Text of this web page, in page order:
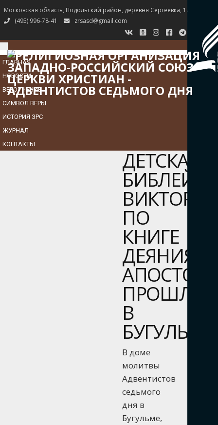
Московская область, Подольский район, деревня Сергеевка, 1а
(495) 996-78-41
zrsasd@gmail.com
TOGGLE
NAVIGATION
ГЛАВНАЯ
НОВОСТИ
ВЕРОУЧЕНИЕ
СИМВОЛ ВЕРЫ
ИСТОРИЯ ЗРС
ЖУРНАЛ
КОНТАКТЫ
ДЕТСКАЯ
ПО
КНИГЕ
ДЕЯНИЯ
ПРОШЛА
В
БУГУЛЬМЕ
В доме
молитвы
Адвентистов
седьмого
дня в
Бугульме,